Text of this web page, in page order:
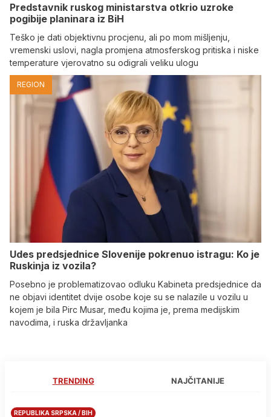
Predstavnik ruskog ministarstva otkrio uzroke
pogibije planinara iz BiH
Teško je dati objektivnu procjenu, ali po mom mišljenju,
vremenski uslovi, nagla promjena atmosferskog pritiska i niske
temperature vjerovatno su odigrali veliku ulogu
REGION
Udes predsjednice Slovenije pokrenuo istragu: Ko je
Ruskinja iz vozila?
Posebno je problematizovao odluku Kabineta predsjednice da
ne objavi identitet dvije osobe koje su se nalazile u vozilu u
kojem je bila Pirc Musar, među kojima je, prema medijskim
navodima, i ruska državljanka
TRENDING NAJČITANIJE
REPUBLIKA SRPSKA / BIH